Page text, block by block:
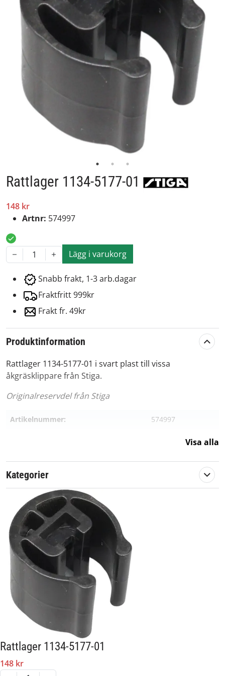
Rattlager 1134-5177-01
148 kr
Artnr: 574997
1 Lägg i varukorg
Snabb frakt, 1-3 arb.dagar
Fraktfritt 999kr
Frakt fr. 49kr
Produktinformation
Rattlager 1134-5177-01 i svart plast till vissa
åkgräsklippare från Stiga.
Originalreservdel från Stiga
Artikelnummer:
574997
Visa alla
Kategorier
Rattlager 1134-5177-01
148 kr